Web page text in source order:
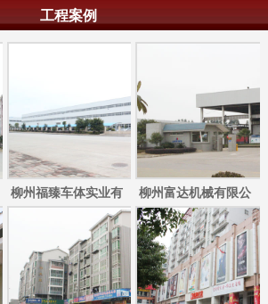
工程案例
柳州福臻车体实业有
柳州富达机械有限公
司